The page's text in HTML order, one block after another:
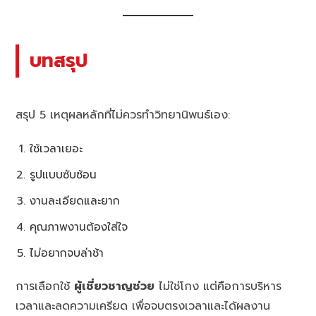
บทสรุป
สรุป 5 เหตุผลหลักที่ไม่ควรทำวิทยานิพนธ์เอง:
ใช้เวลาเยอะ
รูปแบบซับซ้อน
งานละเอียดและยาก
คุณภาพงานต้องใส่ใจ
ไม่อยากจบล่าช้า
การเลือกใช้ ผู้เชี่ยวชาญช่วย ไม่ใช่โกง แต่คือการบริหาร
เวลาและลดความเครียด เพื่อจบตรงเวลาและได้ผลงาน